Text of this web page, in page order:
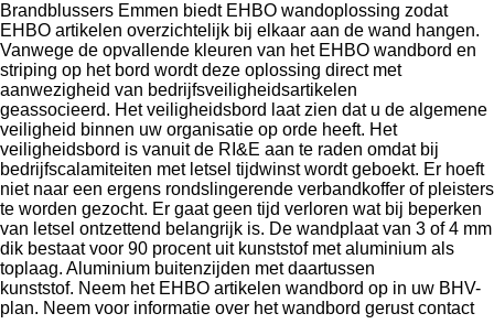
Brandblussers Emmen biedt EHBO wandoplossing zodat
EHBO artikelen overzichtelijk bij elkaar aan de wand hangen.
Vanwege de opvallende kleuren van het EHBO wandbord en
striping op het bord wordt deze oplossing direct met
aanwezigheid van bedrijfsveiligheidsartikelen
geassocieerd. Het veiligheidsbord laat zien dat u de algemene
veiligheid binnen uw organisatie op orde heeft. Het
veiligheidsbord is vanuit de RI&E aan te raden omdat bij
bedrijfscalamiteiten met letsel tijdwinst wordt geboekt. Er hoeft
niet naar een ergens rondslingerende verbandkoffer of pleisters
te worden gezocht. Er gaat geen tijd verloren wat bij beperken
van letsel ontzettend belangrijk is. De wandplaat van 3 of 4 mm
dik bestaat voor 90 procent uit kunststof met aluminium als
toplaag. Aluminium buitenzijden met daartussen
kunststof. Neem het EHBO artikelen wandbord op in uw BHV-
plan. Neem voor informatie over het wandbord gerust contact